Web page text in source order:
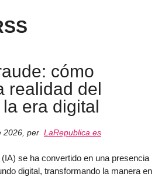
cómo
realidad del
era digital
2026 per LaRepublica.es
se ha convertido en una presencia
digital, transformando la manera en